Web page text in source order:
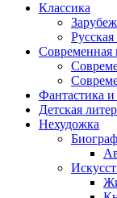
Классика
Русская
Современная
Фантастика и
Детская
Нехудожка